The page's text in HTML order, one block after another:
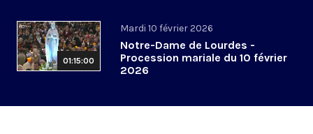
01:15:00
Mardi 10 février 2026
Notre-Dame de Lourdes -
Procession mariale du 10 février
2026